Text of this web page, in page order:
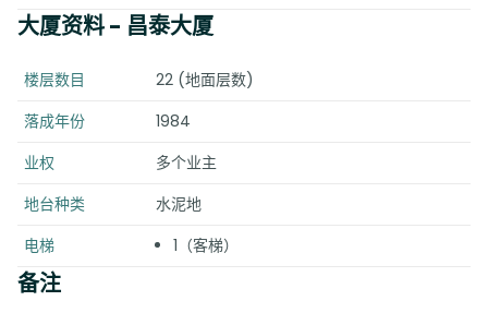
大厦资料- 昌泰大厦
楼层数目
22 (地面层数)
落成年份
1984
业权
多个业主
地台种类
水泥地
电梯
1（客梯）
备注